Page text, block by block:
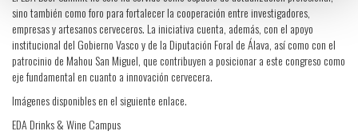
sino también como foro para fortalecer la cooperación entre investigadores,
empresas y artesanos cerveceros. La iniciativa cuenta, además, con el apoyo
institucional del Gobierno Vasco y de la Diputación Foral de Álava, así como con el
patrocinio de Mahou San Miguel, que contribuyen a posicionar a este congreso como
eje fundamental en cuanto a innovación cervecera.
Imágenes disponibles en el siguiente enlace.
EDA Drinks & Wine Campus